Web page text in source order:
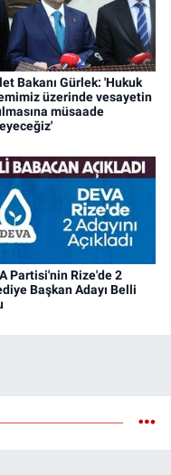
Bakanı Gürlek: 'Hukuk
üzerinde vesayetin
müsaade
Partisi'nin Rize'de 2
Başkan Adayı Belli